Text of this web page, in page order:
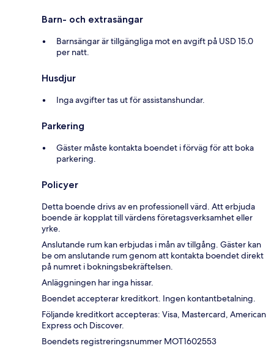
Barn- och extrasängar
Barnsängar är tillgängliga mot en avgift på USD 15.0
per natt.
Husdjur
Inga avgifter tas ut för assistanshundar.
Parkering
Gäster måste kontakta boendet i förväg för att boka
parkering.
Policyer
Detta boende drivs av en professionell värd. Att erbjuda
boende är kopplat till värdens företagsverksamhet eller
yrke.
Anslutande rum kan erbjudas i mån av tillgång. Gäster kan
be om anslutande rum genom att kontakta boendet direkt
på numret i bokningsbekräftelsen.
Anläggningen har inga hissar.
Boendet accepterar kreditkort. Ingen kontantbetalning.
Följande kreditkort accepteras: Visa, Mastercard, American
Express och Discover.
Boendets registreringsnummer MOT1602553